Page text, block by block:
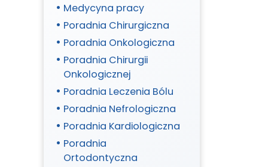
Medycyna pracy
Poradnia Chirurgiczna
Poradnia Onkologiczna
Poradnia Chirurgii
Onkologicznej
Poradnia Leczenia Bólu
Poradnia Nefrologiczna
Poradnia Kardiologiczna
Poradnia
Ortodontyczna